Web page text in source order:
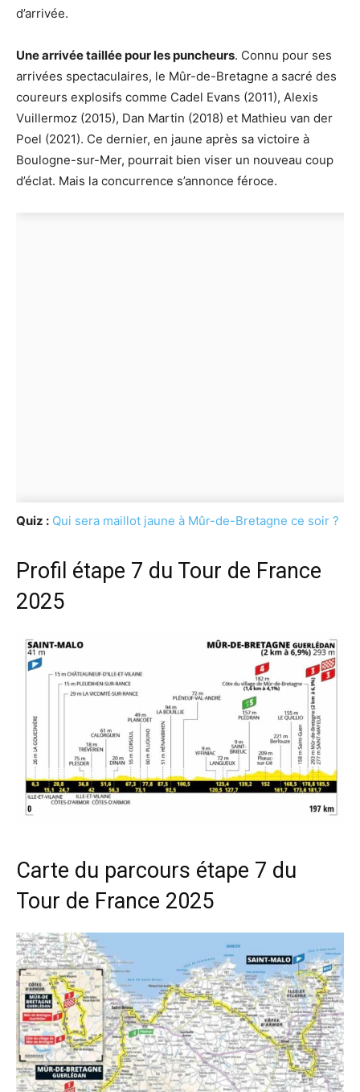
d’arrivée.
Une arrivée taillée pour les puncheurs. Connu pour ses
arrivées spectaculaires, le Mûr-de-Bretagne a sacré des
coureurs explosifs comme Cadel Evans (2011), Alexis
Vuillermoz (2015), Dan Martin (2018) et Mathieu van der
Poel (2021). Ce dernier, en jaune après sa victoire à
Boulogne-sur-Mer, pourrait bien viser un nouveau coup
d’éclat. Mais la concurrence s’annonce féroce.
Quiz : Qui sera maillot jaune à Mûr-de-Bretagne ce soir ?
Profil étape 7 du Tour de France
2025
Carte du parcours étape 7 du
Tour de France 2025